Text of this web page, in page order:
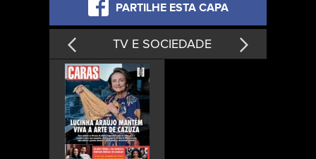
PARTILHE ESTA CAPA
TV E SOCIEDADE